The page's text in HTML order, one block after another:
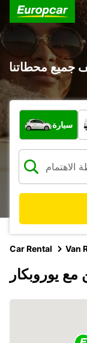
جميع محطاتنا
ما نوع المركبة؟
سيارة
Car Rental Van
يوروبكار